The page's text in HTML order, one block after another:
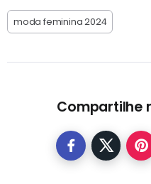
moda feminina 2024
Compartilhe